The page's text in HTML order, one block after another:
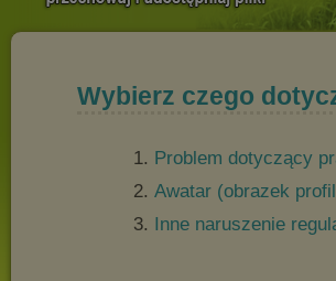
Wybierz czego
Problem dotyczący
Awatar (obrazek
Inne naruszenie